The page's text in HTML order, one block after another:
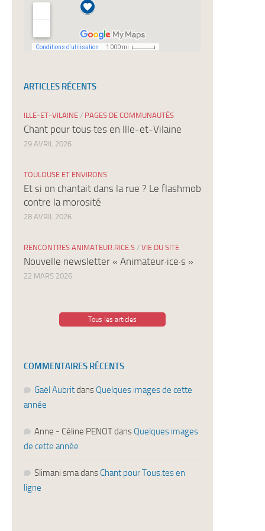
ARTICLES RÉCENTS
ILLE-ET-VILAINE / PAGES DE COMMUNAUTÉS
Chant pour tous·tes en Ille-et-Vilaine
29 AVRIL 2026
TOULOUSE ET ENVIRONS
Et si on chantait dans la rue ? Le flashmob
contre la morosité
28 AVRIL 2026
RENCONTRES ANIMATEUR.RICE.S / VIE DU SITE
Nouvelle newsletter « Animateur·ice·s »
22 MARS 2026
Tous les articles
COMMENTAIRES RÉCENTS
Gaël Aubritdans Quelques images de cette
année
Anne - Céline PENOTdans Quelques images
de cette année
Slimani smadans Chant pour Tous.tes en
ligne